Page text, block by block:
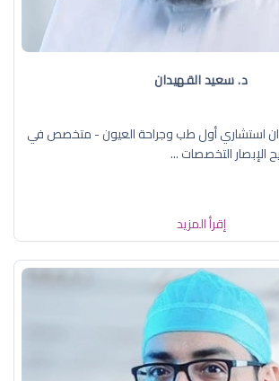
د. سعيد القهيدان
استشاري أول طب وجراحة العيون - متخصص في
الإبصار التخصصات ...
إقرأ المزيد